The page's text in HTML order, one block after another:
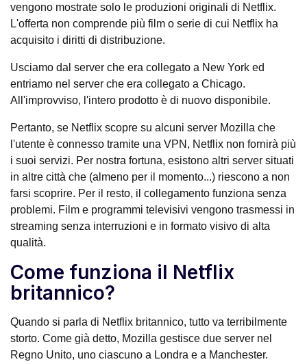
vengono mostrate solo le produzioni originali di Netflix.
L'offerta non comprende più film o serie di cui Netflix ha
acquisito i diritti di distribuzione.
Usciamo dal server che era collegato a New York ed
entriamo nel server che era collegato a Chicago.
All'improvviso, l'intero prodotto è di nuovo disponibile.
Pertanto, se Netflix scopre su alcuni server Mozilla che
l'utente è connesso tramite una VPN, Netflix non fornirà più
i suoi servizi. Per nostra fortuna, esistono altri server situati
in altre città che (almeno per il momento...) riescono a non
farsi scoprire. Per il resto, il collegamento funziona senza
problemi. Film e programmi televisivi vengono trasmessi in
streaming senza interruzioni e in formato visivo di alta
qualità.
Come funziona il Netflix
britannico?
Quando si parla di Netflix britannico, tutto va terribilmente
storto. Come già detto, Mozilla gestisce due server nel
Regno Unito, uno ciascuno a Londra e a Manchester.